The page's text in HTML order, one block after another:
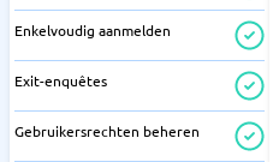
Enkelvoudig aanmelden
Exit-enquêtes
Gebruikersrechten beheren